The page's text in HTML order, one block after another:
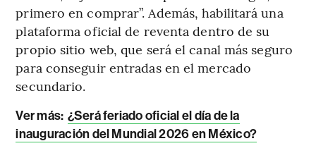
primero en comprar”. Además, habilitará una
plataforma oficial de reventa dentro de su
propio sitio web, que será el canal más seguro
para conseguir entradas en el mercado
secundario.
Ver más: ¿Será feriado oficial el día de la
inauguración del Mundial 2026 en México?